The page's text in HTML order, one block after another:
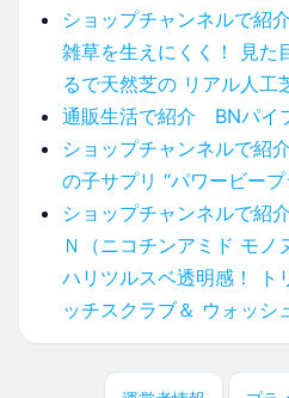
ショップチャンネルで
雑草を生えにくく！ 見た
るで天然芝の リアル人工
通販生活で紹介 BNパイ
ショップチャンネルで
の子サプリ “パワービープ
ショップチャンネルで紹
Ｎ（ニコチンアミド モ
ハリツルスベ透明感！ ト
ッチスクラブ＆ ウォッシ